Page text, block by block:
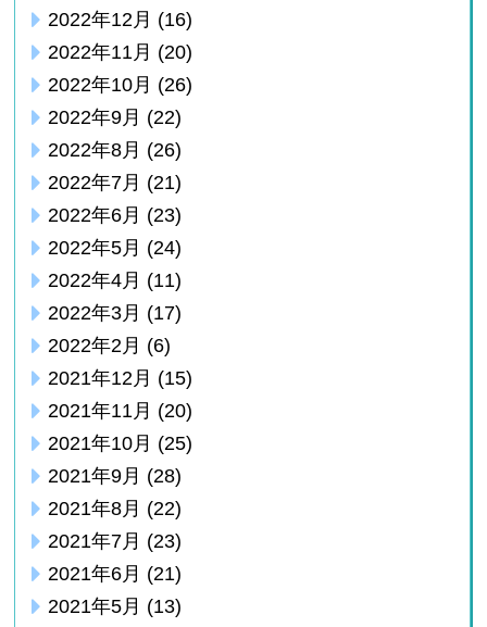
2022年12月 (16)
2022年11月 (20)
2022年10月 (26)
2022年9月 (22)
2022年8月 (26)
2022年7月 (21)
2022年6月 (23)
2022年5月 (24)
2022年4月 (11)
2022年3月 (17)
2022年2月 (6)
2021年12月 (15)
2021年11月 (20)
2021年10月 (25)
2021年9月 (28)
2021年8月 (22)
2021年7月 (23)
2021年6月 (21)
2021年5月 (13)